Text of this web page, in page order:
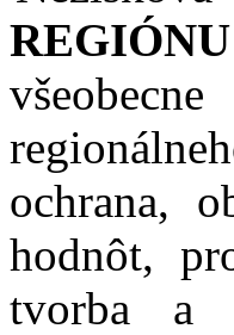
REGIÓNU
ochrana,
hodnôt,
tvorba a